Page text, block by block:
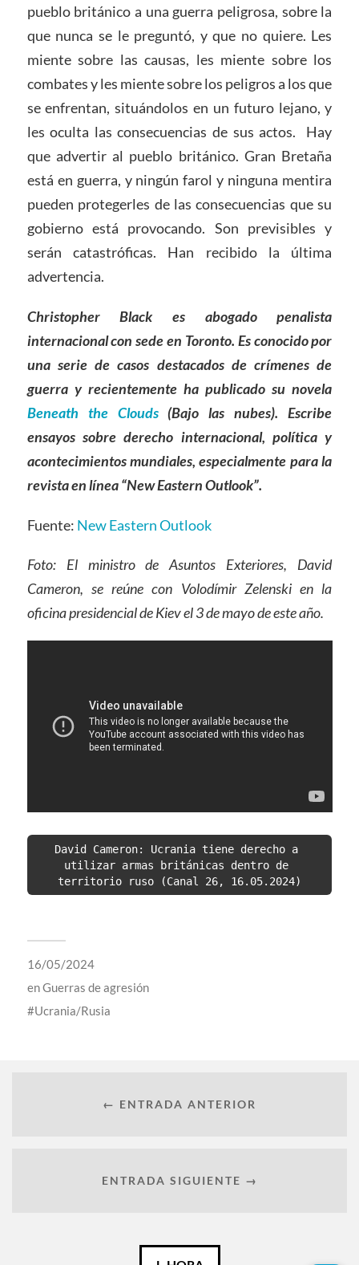
pueblo británico a una guerra peligrosa, sobre la
que nunca se le preguntó, y que no quiere. Les
miente sobre las causas, les miente sobre los
combates y les miente sobre los peligros a los que
se enfrentan, situándolos en un futuro lejano, y
les oculta las consecuencias de sus actos. Hay
que advertir al pueblo británico. Gran Bretaña
está en guerra, y ningún farol y ninguna mentira
pueden protegerles de las consecuencias que su
gobierno está provocando. Son previsibles y
serán catastróficas. Han recibido la última
advertencia.
Christopher Black es abogado penalista
internacional con sede en Toronto. Es conocido por
una serie de casos destacados de crímenes de
guerra y recientemente ha publicado su novela
Beneath the Clouds(Bajo las nubes). Escribe
ensayos sobre derecho internacional, política y
acontecimientos mundiales, especialmente para la
revista en línea “New Eastern Outlook”.
Fuente: New Eastern Outlook
Foto: El ministro de Asuntos Exteriores, David
Cameron, se reúne con Volodímir Zelenski en la
oficina presidencial de Kiev el 3 de mayo de este año.
David Cameron: Ucrania tiene derecho a
utilizar armas británicas dentro de
territorio ruso (Canal 26, 16.05.2024)
16/05/2024
enGuerras de agresión
Ucrania/Rusia
← ENTRADA ANTERIOR
ENTRADA SIGUIENTE →